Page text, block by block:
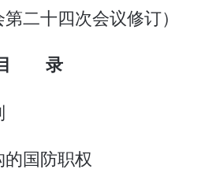
二十四次会议修订）
录
国防职权